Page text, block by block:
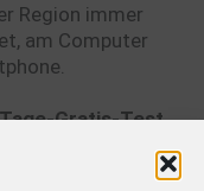
Region immer
am Computer
Gratis-Test
Ausgabe